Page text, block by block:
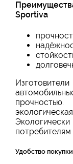
Sportiva
Удобство